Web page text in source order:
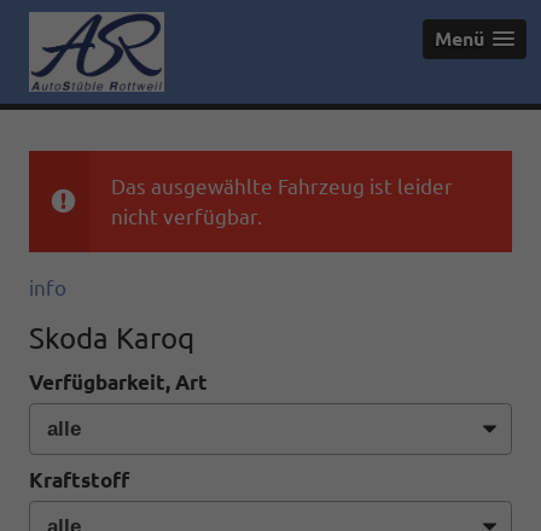
Menü
Das ausgewählte Fahrzeug ist leider
nicht verfügbar.
info
Skoda Karoq
Verfügbarkeit, Art
Kraftstoff